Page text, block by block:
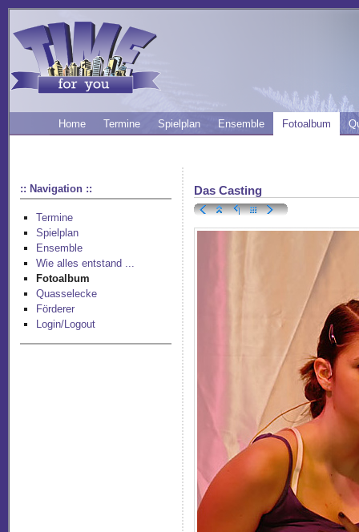
Home Termine Spielplan Ensemble Fotoalbum
:: Navigation ::
Termine
Spielplan
Ensemble
Wie alles entstand ...
Fotoalbum
Quasselecke
Förderer
Login/Logout
Das Casting